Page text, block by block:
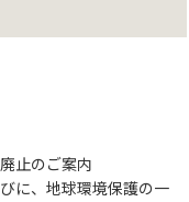
止のご案内
に、地球環境保護の一